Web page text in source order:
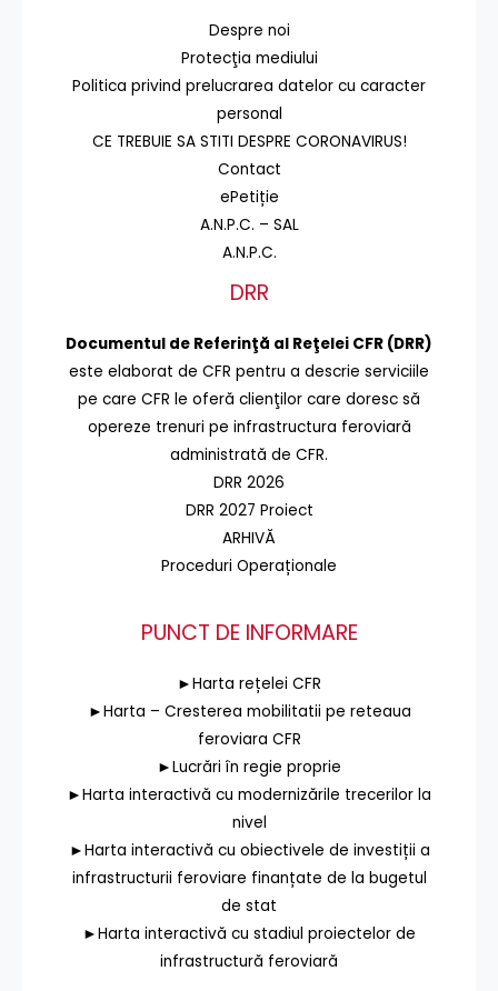
Despre noi
Protecţia mediului
Politica privind prelucrarea datelor cu caracter
personal
CE TREBUIE SA STITI DESPRE CORONAVIRUS!
Contact
ePetiție
A.N.P.C. – SAL
A.N.P.C.
DRR
Documentul de Referinţă al Reţelei CFR (DRR)
este elaborat de CFR pentru a descrie serviciile
pe care CFR le oferă clienţilor care doresc să
opereze trenuri pe infrastructura feroviară
administrată de CFR.
DRR 2026
DRR 2027 Proiect
ARHIVĂ
Proceduri Operaționale
PUNCT DE INFORMARE
►Harta rețelei CFR
►Harta – Cresterea mobilitatii pe reteaua
feroviara CFR
►Lucrări în regie proprie
►Harta interactivă cu modernizările trecerilor la
nivel
►Harta interactivă cu obiectivele de investiții a
infrastructurii feroviare finanțate de la bugetul
de stat
►Harta interactivă cu stadiul proiectelor de
infrastructură feroviară